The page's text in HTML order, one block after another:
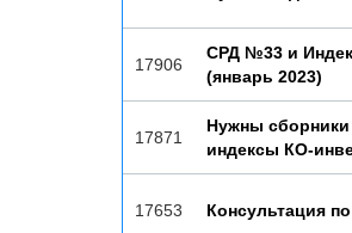
17906
СРД №33 и
(январь 2023)
17871
Нужны сборники
индексы КО-
17653 Консультация